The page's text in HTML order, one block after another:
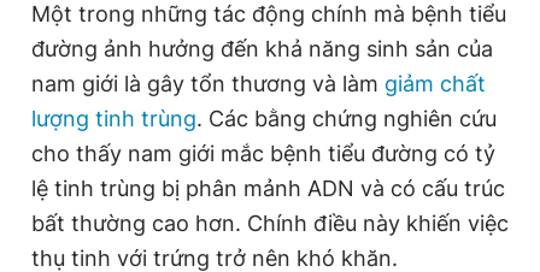
Một trong những tác động chính mà bệnh tiểu
đường ảnh hưởng đến khả năng sinh sản của
nam giới là gây tổn thương và làm giảm chất
lượng tinh trùng. Các bằng chứng nghiên cứu
cho thấy nam giới mắc bệnh tiểu đường có tỷ
lệ tinh trùng bị phân mảnh ADN và có cấu trúc
bất thường cao hơn. Chính điều này khiến việc
thụ tinh với trứng trở nên khó khăn.